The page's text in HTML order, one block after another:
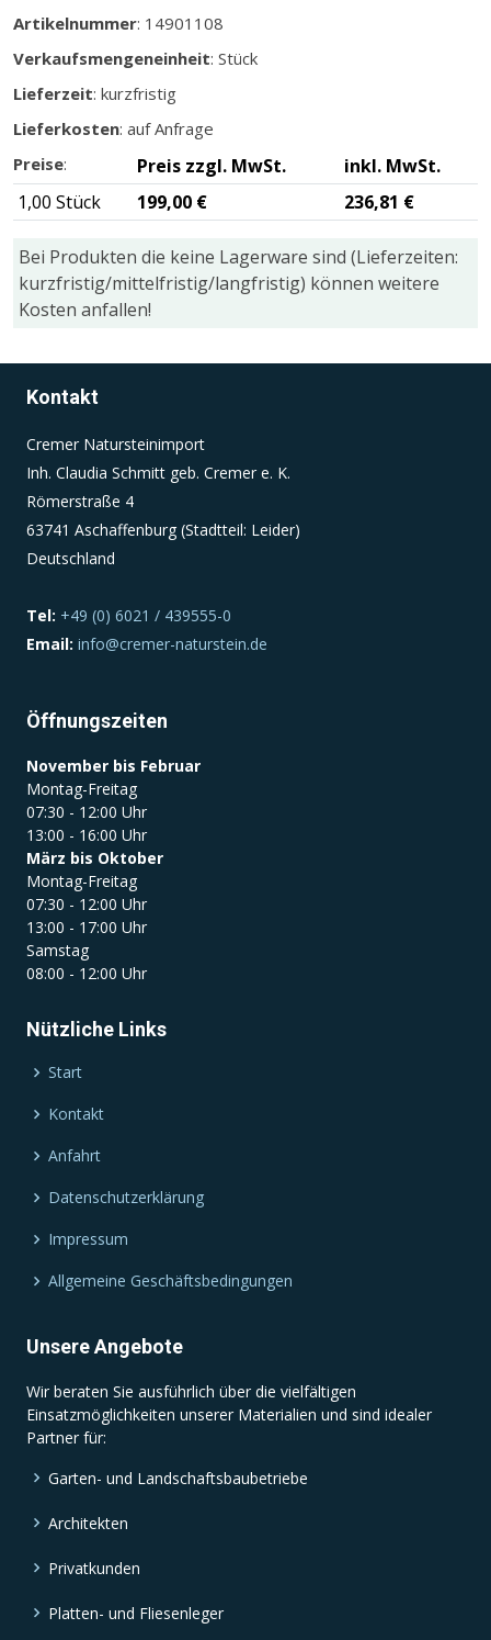
Artikelnummer: 14901108
Verkaufsmengeneinheit: Stück
Lieferzeit: kurzfristig
Lieferkosten: auf Anfrage
Preise: Preis zzgl. MwSt.
inkl. MwSt.
1,00 Stück
199,00 € 236,81 €
Bei Produkten die keine Lagerware sind (Lieferzeiten:
kurzfristig/mittelfristig/langfristig) können weitere
Kosten anfallen!
Kontakt
Cremer Natursteinimport
Inh. Claudia Schmitt geb. Cremer e. K.
Römerstraße 4
63741 Aschaffenburg (Stadtteil: Leider)
Deutschland
Tel: +49 (0) 6021 / 439555-0
Email: info@cremer-naturstein.de
Öffnungszeiten
November bis Februar
Montag-Freitag
07:30 - 12:00 Uhr
13:00 - 16:00 Uhr
März bis Oktober
Montag-Freitag
07:30 - 12:00 Uhr
13:00 - 17:00 Uhr
Samstag
08:00 - 12:00 Uhr
Nützliche Links
Start
Kontakt
Anfahrt
Datenschutzerklärung
Impressum
Allgemeine Geschäftsbedingungen
Unsere Angebote
Wir beraten Sie ausführlich über die vielfältigen
Einsatzmöglichkeiten unserer Materialien und sind idealer
Partner für:
Garten- und Landschaftsbaubetriebe
Architekten
Privatkunden
Platten- und Fliesenleger
Anwenders gesetzt. Es bietet dem Anwender
und im Sortiment
Dieser Cookie wird beim Schließen des Browsers
gelöscht (Sitzungscookie)
Einverständnis-Cookie
Name:
cookie_consent
1 Jahr